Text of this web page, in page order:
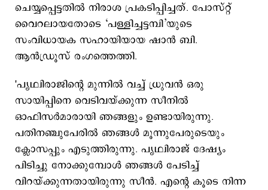
ചെയ്യപ്പെട്ടതില്‍ നിരാശ പ്രകടിപ്പിച്ചത്. പോസ്റ്റ്
വൈറലായതോടെ ‘പള്ളിച്ചട്ടമ്പി’യുടെ
സംവിധായക സഹായിയായ ഷാന്‍ ബി.
ആൻഡ്രൂസ് രംഗത്തെത്തി.
'പൃഥ്വിരാജിന്റെ മുന്നിൽ വച്ച് ധ്രുവൻ ഒരു
സായിപ്പിനെ വെടിവയ്ക്കുന്ന സീനിൽ
ഓഫിസർമാരായി ഞങ്ങളും ഉണ്ടായിരുന്നു.
പതിനഞ്ചുപേരിൽ ഞങ്ങൾ മൂന്നുപേരുടെയും
ക്ലോസപ്പും എടുത്തിരുന്നു. പൃഥ്വിരാജ് ദേഷ്യം
പിടിച്ചു നോക്കുമ്പോൾ ഞങ്ങൾ പേടിച്ച്
വിറയ്ക്കുന്നതായിരുന്നു സീൻ. എന്റെ കൂടെ നിന്ന